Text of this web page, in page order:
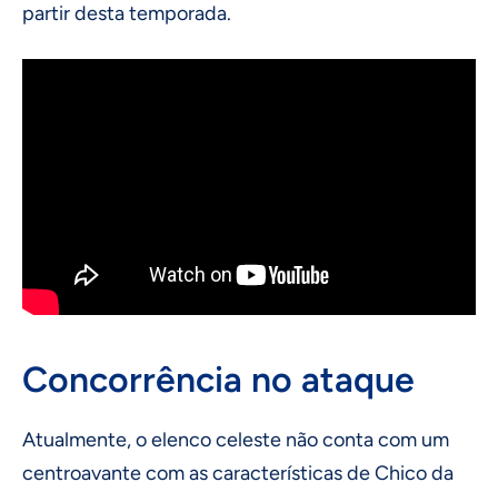
partir desta temporada.
Concorrência no ataque
Atualmente, o elenco celeste não conta com um
centroavante com as características de Chico da